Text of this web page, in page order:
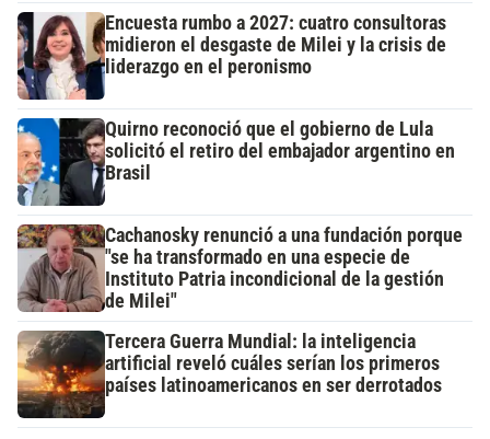
Encuesta rumbo a 2027: cuatro consultoras
midieron el desgaste de Milei y la crisis de
liderazgo en el peronismo
Quirno reconoció que el gobierno de Lula
solicitó el retiro del embajador argentino en
Brasil
Cachanosky renunció a una fundación porque
"se ha transformado en una especie de
Instituto Patria incondicional de la gestión
de Milei"
Tercera Guerra Mundial: la inteligencia
artificial reveló cuáles serían los primeros
países latinoamericanos en ser derrotados